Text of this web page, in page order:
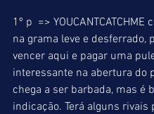
1º p  => YOUCANTCATCHME
na grama leve e desferrado,
vencer aqui e pagar uma
interessante na abertura do
chega a ser barbada, mas é
indicação. Terá alguns rivais